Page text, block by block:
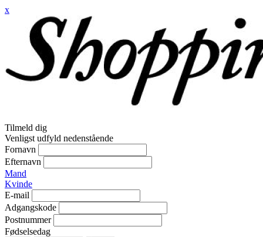
x
Tilmeld dig
Venligst udfyld nedenstående
Fornavn
Efternavn
Mand
Kvinde
E-mail
Adgangskode
Postnummer
Fødselsedag